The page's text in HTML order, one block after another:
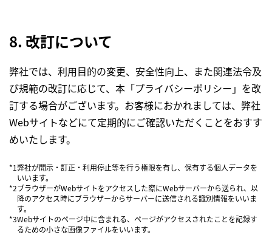
8. 改訂について
弊社では、利用目的の変更、安全性向上、また関連法令及
び規範の改訂に応じて、本「プライバシーポリシー」を改
訂する場合がございます。お客様におかれましては、弊社
Webサイトなどにて定期的にご確認いただくことをおすす
めいたします。
*1弊社が開示・訂正・利用停止等を行う権限を有し、保有する個人データを
いいます。
*2ブラウザーがWebサイトをアクセスした際にWebサーバーから送られ、以
降のアクセス時にブラウザーからサーバーに送信される識別情報をいいま
す。
*3Webサイトのページ中に含まれる、ページがアクセスされたことを記録す
るための小さな画像ファイルをいいます。